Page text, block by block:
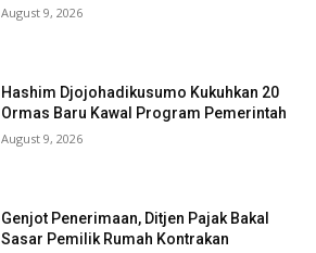
August 9, 2026
Hashim Djojohadikusumo Kukuhkan 20
Ormas Baru Kawal Program Pemerintah
August 9, 2026
Genjot Penerimaan, Ditjen Pajak Bakal
Sasar Pemilik Rumah Kontrakan